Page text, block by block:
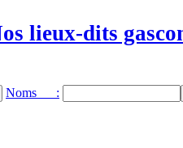
lieux-dits
Noms :